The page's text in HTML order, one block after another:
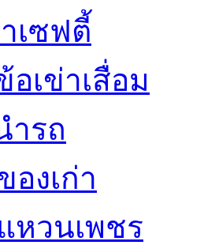
เซฟตี้
อเข่าเสื่อม
ำรถ
องเก่า
หวนเพชร